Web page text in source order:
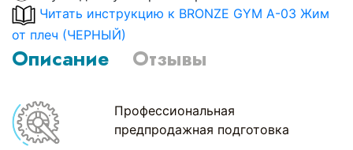
Читать инструкцию к BRONZE GYM A-03 Жим
от плеч (ЧЕРНЫЙ)
Описание Отзывы
Профессиональная
предпродажная подготовка